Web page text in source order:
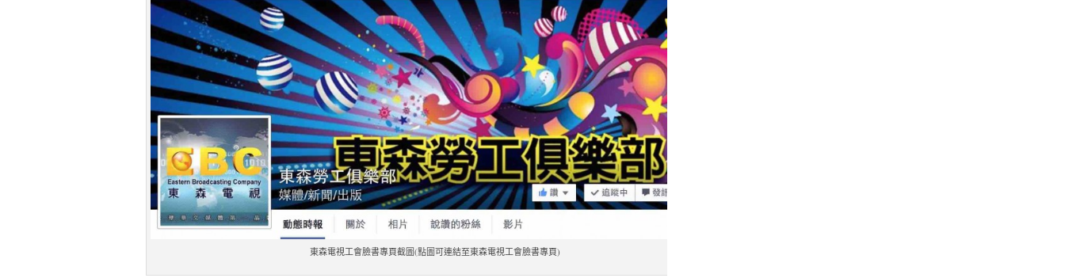
東森電視工會臉書專頁截圖(點圖可連結至東森電視工會臉書專頁)